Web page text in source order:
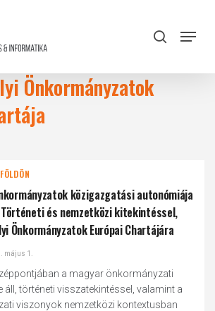
search
Menu
Önkormányzatok
közigazgatási autonómiája
és nemzetközi kitekintéssel,
Önkormányzatok Európai Chartájára
május 1.
a magyar önkormányzati
áll, történeti visszatekintéssel, valamint a
viszonyok nemzetközi kontextusban
Close